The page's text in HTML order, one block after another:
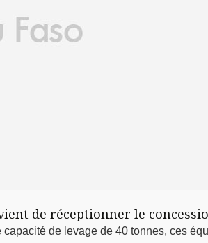
de réceptionner le
capacité de levage de 40 tonnes, ces